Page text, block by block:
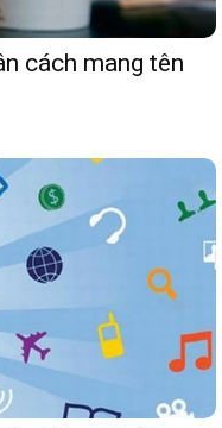
cách mang tên